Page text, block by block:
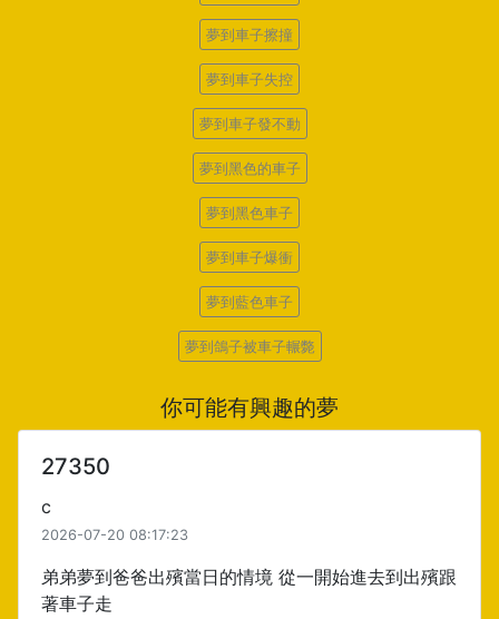
夢到車子擦撞
夢到車子失控
夢到車子發不動
夢到黑色的車子
夢到黑色車子
夢到車子爆衝
夢到藍色車子
夢到鴿子被車子輾斃
你可能有興趣的夢
27350
c
2026-07-20 08:17:23
弟弟夢到爸爸出殯當日的情境 從一開始進去到出殯跟
著車子走